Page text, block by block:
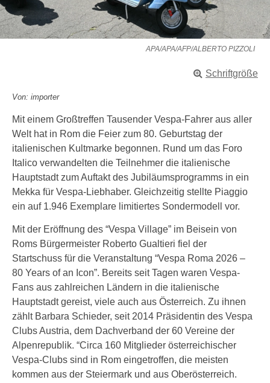
APA/APA/AFP/ALBERTO PIZZOLI
Schriftgröße
Von: importer
Mit einem Großtreffen Tausender Vespa-Fahrer aus aller
Welt hat in Rom die Feier zum 80. Geburtstag der
italienischen Kultmarke begonnen. Rund um das Foro
Italico verwandelten die Teilnehmer die italienische
Hauptstadt zum Auftakt des Jubiläumsprogramms in ein
Mekka für Vespa-Liebhaber. Gleichzeitig stellte Piaggio
ein auf 1.946 Exemplare limitiertes Sondermodell vor.
Mit der Eröffnung des “Vespa Village” im Beisein von
Roms Bürgermeister Roberto Gualtieri fiel der
Startschuss für die Veranstaltung “Vespa Roma 2026 –
80 Years of an Icon”. Bereits seit Tagen waren Vespa-
Fans aus zahlreichen Ländern in die italienische
Hauptstadt gereist, viele auch aus Österreich. Zu ihnen
zählt Barbara Schieder, seit 2014 Präsidentin des Vespa
Clubs Austria, dem Dachverband der 60 Vereine der
Alpenrepublik. “Circa 160 Mitglieder österreichischer
Vespa-Clubs sind in Rom eingetroffen, die meisten
kommen aus der Steiermark und aus Oberösterreich.